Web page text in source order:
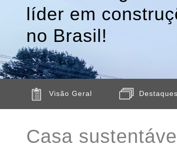
líder em
no Brasil!
Visão Geral Destaques
Casa